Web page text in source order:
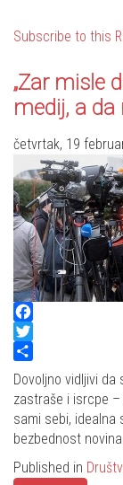
Subscribe to this
„Zar misle
medij, a da
četvrtak, 19
Facebook
Twitter
Share
Dovoljno vidljivi
zastraše i isrcpe
sami sebi, idealna
bezbednost
Published in